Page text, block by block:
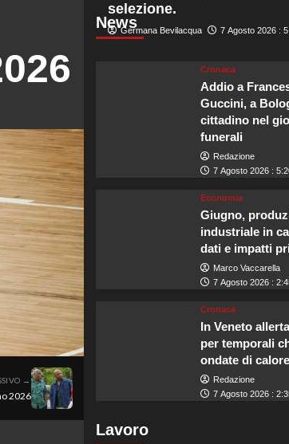
→
2026
News
selezione.
Germana Bevilacqua 7 Agosto 2026 :
Cronaca
Addio a
Guccini, a
cittadino nel
funerali
Redazione
7 Agosto 2026 :
Economia
Giugno,
industriale in
dati e impatti
Marco Vaccarella
7 Agosto 2026 :
Cronaca
In Veneto
per temporali
ondate di calore
Redazione
7 Agosto 2026 :
Lavoro